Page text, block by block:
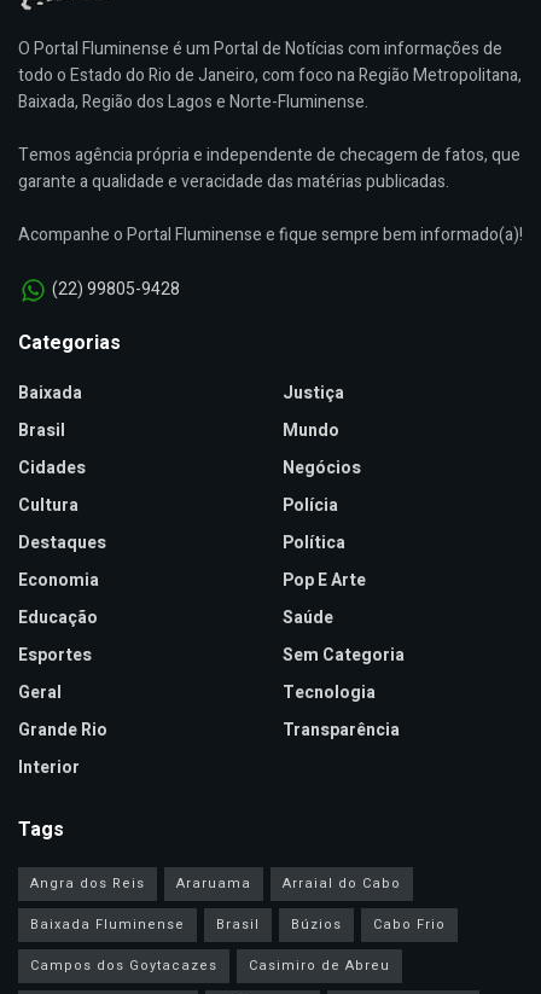
O Portal Fluminense é um Portal de Notícias com informações de
todo o Estado do Rio de Janeiro, com foco na Região Metropolitana,
Baixada, Região dos Lagos e Norte-Fluminense.
Temos agência própria e independente de checagem de fatos, que
garante a qualidade e veracidade das matérias publicadas.
Acompanhe o Portal Fluminense e fique sempre bem informado(a)!
(22) 99805-9428
Categorias
Baixada
Brasil
Cidades
Cultura
Destaques
Economia
Educação
Esportes
Geral
Grande Rio
Interior
Justiça
Mundo
Negócios
Polícia
Política
Pop E Arte
Saúde
Sem Categoria
Tecnologia
Transparência
Tags
Angra dos Reis Araruama
Arraial do Cabo
Baixada Fluminense
Brasil Búzios
Cabo Frio
Campos dos Goytacazes
Casimiro de Abreu